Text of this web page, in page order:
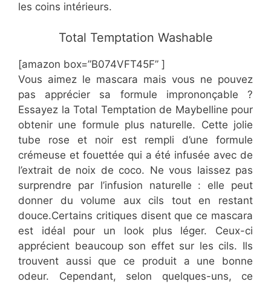
les coins intérieurs.
​Total Temptation Washable
[amazon box=”B074VFT45F” ]
Vous aimez le mascara mais vous ne pouvez
pas apprécier sa formule imprononçable ?
Essayez la Total Temptation de Maybelline pour
obtenir une formule plus naturelle. Cette jolie
tube rose et noir est rempli d’une formule
crémeuse et fouettée qui a été infusée avec de
l’extrait de noix de coco. Ne vous laissez pas
surprendre par l’infusion naturelle : elle peut
donner du volume aux cils tout en restant
douce.Certains critiques disent que ce mascara
est idéal pour un look plus léger. Ceux-ci
apprécient beaucoup son effet sur les cils. Ils
trouvent aussi que ce produit a une bonne
odeur. Cependant, selon quelques-uns, ce